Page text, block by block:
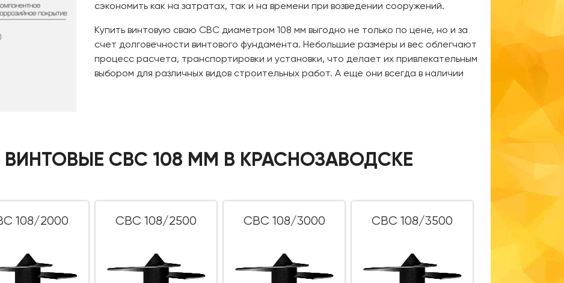
сэкономить как на затратах, так и на времени при возведении сооружений.
Купить винтовую сваю СВС диаметром 108 мм выгодно не только по цене, но и за
счет долговечности винтового фундамента. Небольшие размеры и вес облегчают
процесс расчета, транспортировки и установки, что делает их привлекательным
выбором для различных видов строительных работ. А еще они всегда в наличии
ВИНТОВЫЕ СВС 108 ММ В КРАСНОЗАВОДСКЕ
108/2000 СВС 108/2500 СВС 108/3000 СВС 108/3500